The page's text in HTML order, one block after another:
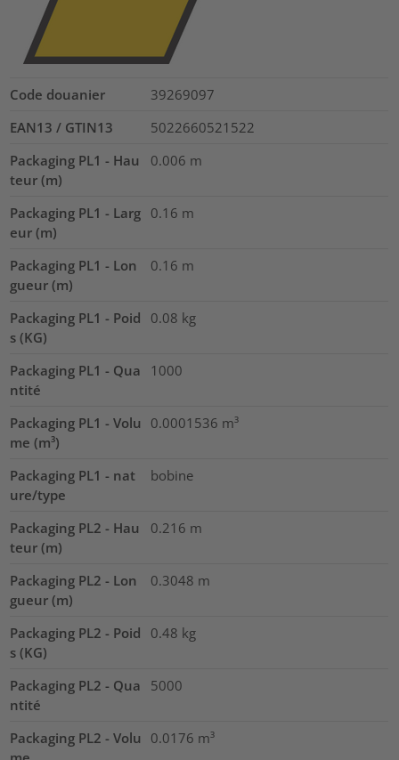
Code douanier
39269097
EAN13 / GTIN13
5022660521522
Packaging PL1 - Hau
teur (m)
0.006 m
Packaging PL1 - Larg
eur (m)
0.16 m
Packaging PL1 - Lon
gueur (m)
0.16 m
Packaging PL1 - Poid
s (KG)
0.08 kg
Packaging PL1 - Qua
ntité
1000
Packaging PL1 - Volu
me (m³)
0.0001536 m³
Packaging PL1 - nat
ure/type
bobine
Packaging PL2 - Hau
teur (m)
0.216 m
Packaging PL2 - Lon
gueur (m)
0.3048 m
Packaging PL2 - Poid
s (KG)
0.48 kg
Packaging PL2 - Qua
ntité
5000
Packaging PL2 - Volu
0.0176 m³